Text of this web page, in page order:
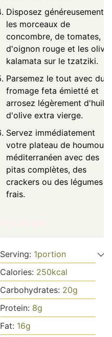
Disposez généreusement
les morceaux de
concombre, de tomates,
d'oignon rouge et les
kalamata sur le tzatziki.
Parsemez le tout avec du
fromage feta émietté et
arrosez légèrement d'huile
d'olive extra vierge.
Servez immédiatement
votre plateau de houmous
méditerranéen avec des
pitas complètes, des
crackers ou des légumes
frais.
Serving: 1portion
Calories: 250kcal
Carbohydrates: 20g
Protein: 8g
Fat: 16g